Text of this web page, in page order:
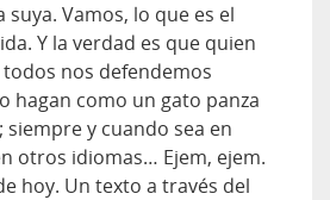
Vamos, lo que es el
Y la verdad es que quien
nos defendemos
hagan como un gato panza
siempre y cuando sea en
otros idiomas… Ejem, ejem.
hoy. Un texto a través del